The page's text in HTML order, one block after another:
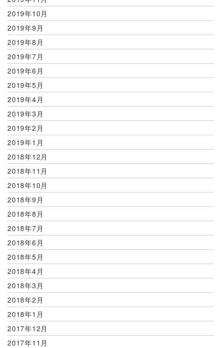
2019年10月
2019年9月
2019年8月
2019年7月
2019年6月
2019年5月
2019年4月
2019年3月
2019年2月
2019年1月
2018年12月
2018年11月
2018年10月
2018年9月
2018年8月
2018年7月
2018年6月
2018年5月
2018年4月
2018年3月
2018年2月
2018年1月
2017年12月
2017年11月